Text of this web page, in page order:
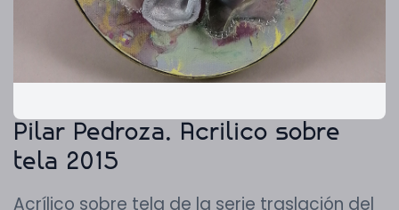
Pilar Pedroza. Acrilico sobre
tela 2015
Acrílico sobre tela de la serie traslación del